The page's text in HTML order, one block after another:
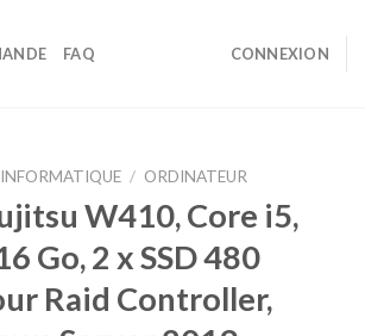
FAQ CONNEXION
INFORMATIQUE / ORDINATEUR
W410, Core i5,
Go, 2 x SSD 480
Raid Controller,